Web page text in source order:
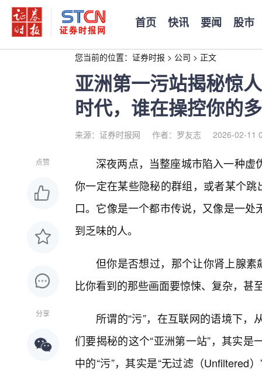
首页 快讯 要闻 股市
您当前的位置： 证券时报 > 公司 > 正文
亚洲第一污站揭秘惊
时代，谁在操控你的
来源：证券时报网 作者：罗友志 2026-02-11
点赞
分享
深夜两点，当整座城市陷入一种
你一定在某些隐秘的群组，或者某个
口。它像是一个都市传说，又像是一
到乏味的人。
但你是否想过，那个让你肾上腺素
比你看到的那些画面要惊悚、复杂，
所谓的“污”，在互联网的语境下
们要揭秘的这个“亚洲第一站”，其实
中的“污”，其实是“无过滤（Unfiltered